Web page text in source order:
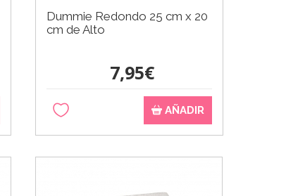
Dummie Redondo 25 cm x 20
cm de Alto
7,95€
AÑADIR